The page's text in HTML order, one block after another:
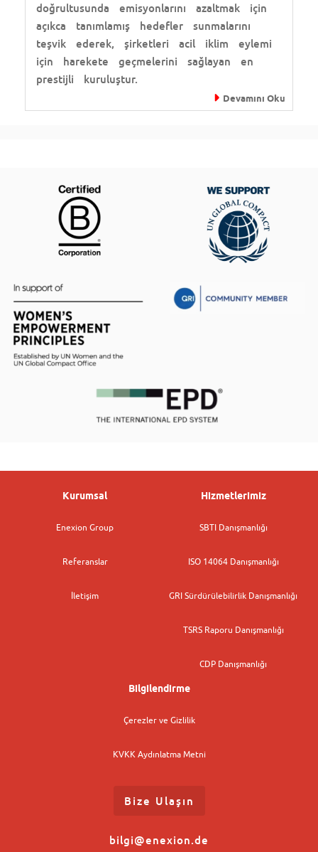
doğrultusunda emisyonlarını azaltmak için
açıkca tanımlamış hedefler sunmalarını
teşvik ederek, şirketleri acil iklim eylemi
için harekete geçmelerini sağlayan en
prestijli kuruluştur.
Devamını Oku
Kurumsal
Enexion Group
Referanslar
İletişim
Hizmetlerimiz
SBTI Danışmanlığı
ISO 14064 Danışmanlığı
GRI Sürdürülebilirlik Danışmanlığı
TSRS Raporu Danışmanlığı
CDP Danışmanlığı
Bilgilendirme
Çerezler ve Gizlilik
KVKK Aydınlatma Metni
Bize Ulaşın
bilgi@enexion.de